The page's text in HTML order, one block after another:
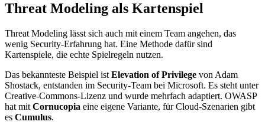
Threat Modeling als Kartenspiel
Threat Modeling lässt sich auch mit einem Team angehen, das
wenig Security-Erfahrung hat. Eine Methode dafür sind
Kartenspiele, die echte Spielregeln nutzen.
Das bekannteste Beispiel ist Elevation of Privilege von Adam
Shostack, entstanden im Security-Team bei Microsoft. Es steht unter
Creative-Commons-Lizenz und wurde mehrfach adaptiert. OWASP
hat mit Cornucopia eine eigene Variante, für Cloud-Szenarien gibt
es Cumulus.